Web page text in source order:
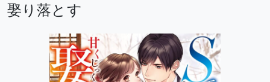
娶り落とす